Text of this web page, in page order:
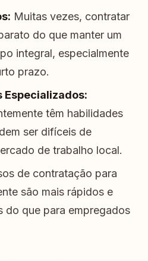
Muitas vezes, contratar
do que manter um
integral, especialmente
prazo.
Especializados:
têm habilidades
ser difíceis de
de trabalho local.
de contratação para
são mais rápidos e
do que para empregados